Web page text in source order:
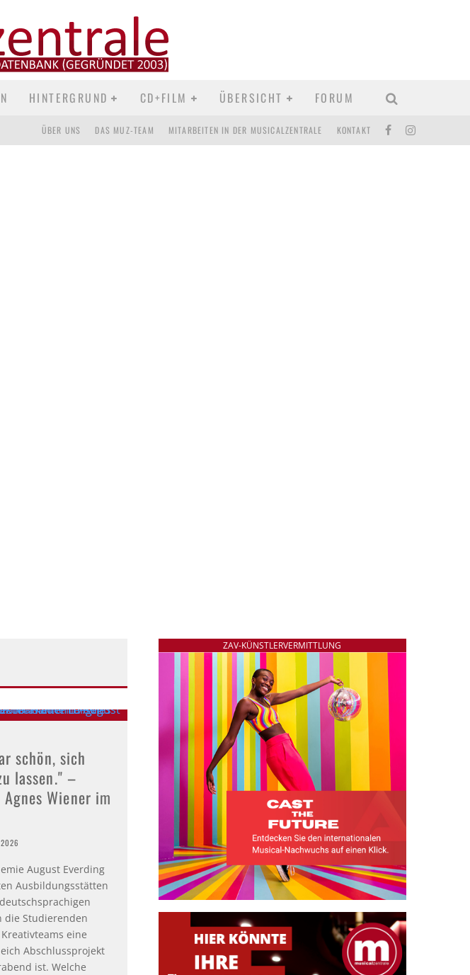
und Features auf einem Blick
HINTERGRUND CD+FILM ÜBERSICHT FORUM
ÜBER UNS DAS MUZ-TEAM MITARBEITEN IN DER MUSICALZENTRALE KONTAKT
schön, sich
lassen." –
Wiener im
August Everding
Ausbildungsstätten
die Studierenden
eine
Abschlussprojekt
ist. Welche
ZAV-KÜNSTLERVERMITTLUNG